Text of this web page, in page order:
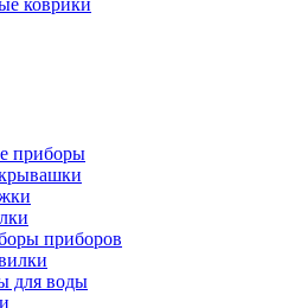
коврики
приборы
приборов
для воды